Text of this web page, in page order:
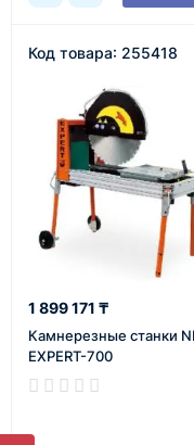
Код товара: 255418
1 899 171 ₸
Камнерезные станки
EXPERT-700